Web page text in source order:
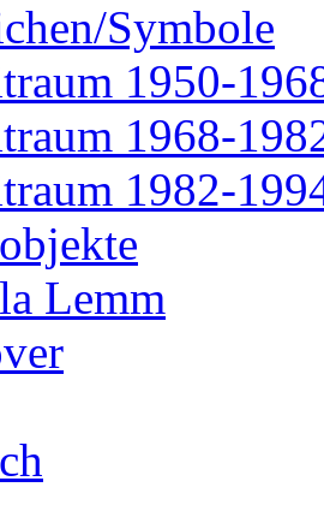
Symbole
1950-
1968-
1982-
Lemm